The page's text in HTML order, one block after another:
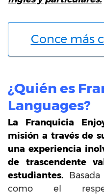
Conce más
¿Quién es
Languages?
La Franquicia
misión a través de
una experiencia
de trascendente
estudiantes.
como el